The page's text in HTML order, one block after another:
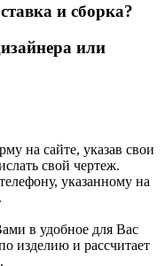
и сборка?
или
на сайте, указав свои
свой чертеж.
указанному на
в удобное для Вас
изделию и рассчитает